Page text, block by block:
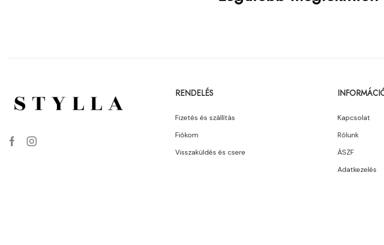
RENDELÉS
Fizetés és szállítás
Fiókom
Visszaküldés és csere
Kapcsolat
Rólunk
ÁSZF
Adatkezelés